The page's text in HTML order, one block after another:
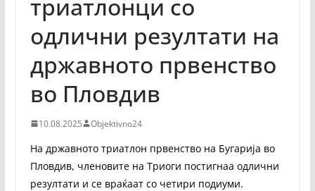
триатлонци со
одлични резултати на
државното првенство
во Пловдив
10.08.2025 Objektivno24
На државното триатлон првенство на Бугарија во
Пловдив, членовите на Триоги постигнаа одлични
резултати и се враќаат со четири подиуми.